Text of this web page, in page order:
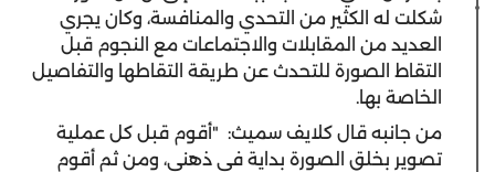
شكلت له الكثير من التحدي والمنافسة، وكان يجري
العديد من المقابلات والاجتماعات مع النجوم قبل
التقاط الصورة للتحدث عن طريقة التقاطها والتفاصيل
الخاصة بها.
من جانبه قال كلايف سميث: "أقوم قبل كل عملية
تصوير بخلق الصورة بداية في ذهني، ومن ثم أقوم